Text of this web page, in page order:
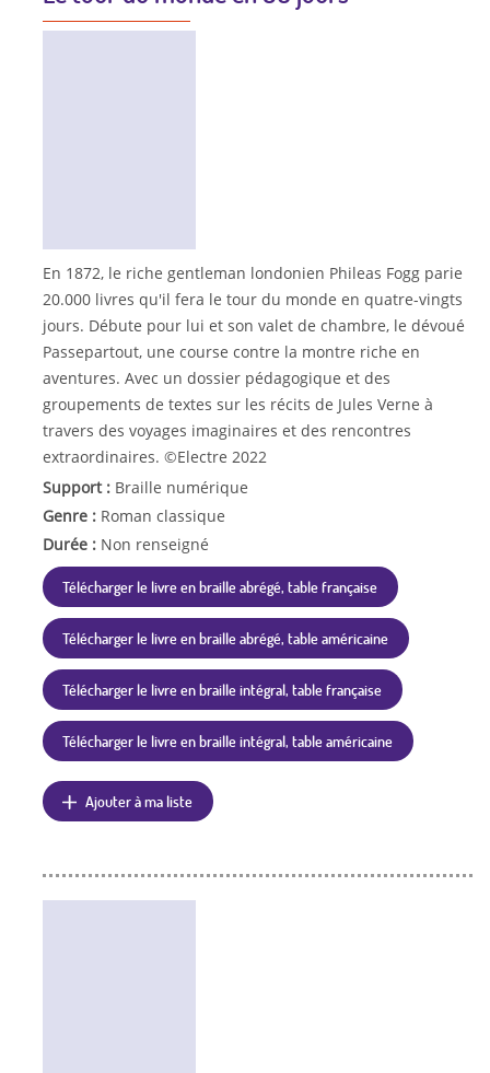
En 1872, le riche gentleman londonien Phileas Fogg parie
20.000 livres qu'il fera le tour du monde en quatre-vingts
jours. Débute pour lui et son valet de chambre, le dévoué
Passepartout, une course contre la montre riche en
aventures. Avec un dossier pédagogique et des
groupements de textes sur les récits de Jules Verne à
travers des voyages imaginaires et des rencontres
extraordinaires. ©Electre 2022
Support : Braille numérique
Genre : Roman classique
Durée : Non renseigné
Télécharger le livre en braille abrégé, table française
Télécharger le livre en braille abrégé, table américaine
Télécharger le livre en braille intégral, table française
Télécharger le livre en braille intégral, table américaine
Ajouter à ma liste